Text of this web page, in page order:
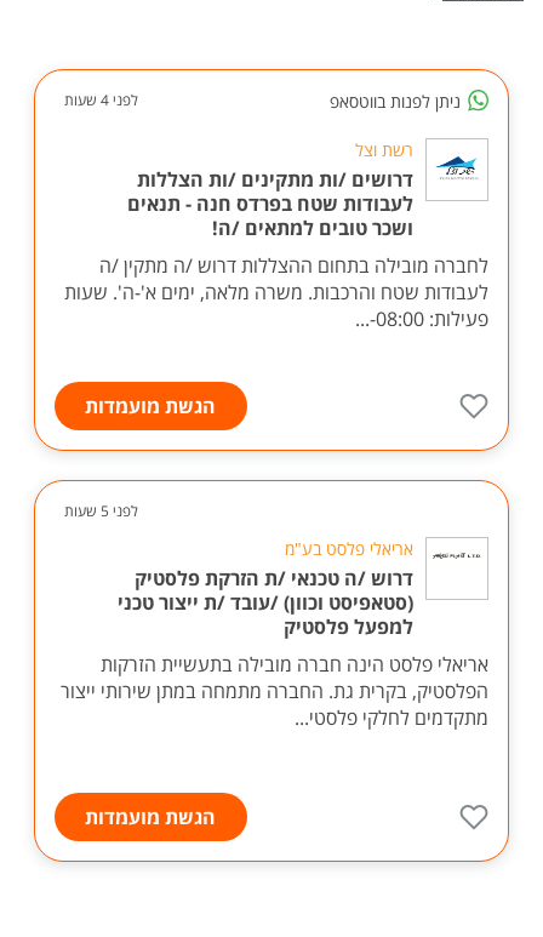
ניתן לפנות בווטסאפ לפני 4 שעות
רשת וצל
דרושים /ות מתקינים /ות הצללות
לעבודות שטח בפרדס חנה - תנאים
ושכר טובים למתאים /ה!
לחברה מובילה בתחום ההצללות דרוש /ה מתקין /ה
לעבודות שטח והרכבות. משרה מלאה, ימים א'-ה'. שעות
פעילות: 08:00-...
הגשת מועמדות
לפני 5 שעות
אריאלי פלסט בע"מ
דרוש /ה טכנאי /ת הזרקת פלסטיק
(סטאפיסט וכוון) /עובד /ת ייצור טכני
למפעל פלסטיק
אריאלי פלסט הינה חברה מובילה בתעשיית הזרקות
הפלסטיק, בקרית גת. החברה מתמחה במתן שירותי ייצור
מתקדמים לחלקי פלסטי...
הגשת מועמדות